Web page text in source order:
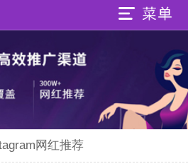
网红推荐